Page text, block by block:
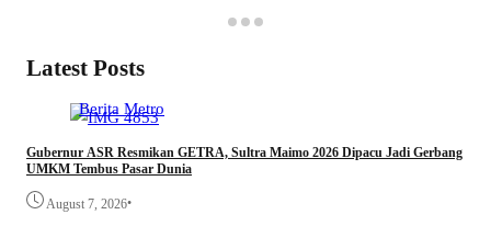
Latest Posts
Berita Metro
Gubernur ASR Resmikan GETRA, Sultra Maimo 2026 Dipacu Jadi Gerbang
UMKM Tembus Pasar Dunia
August 7, 2026•